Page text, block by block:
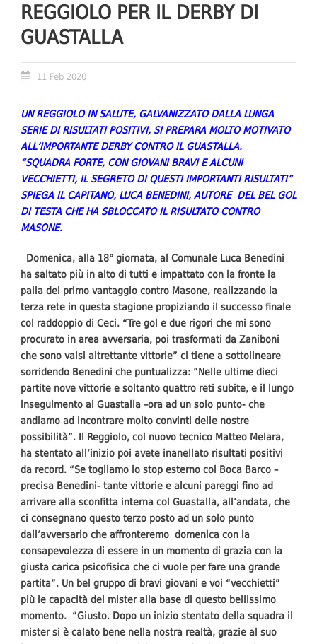
REGGIOLO PER IL DERBY DI
GUASTALLA
11 Feb 2020
UN REGGIOLO IN SALUTE, GALVANIZZATO DALLA LUNGA
SERIE DI RISULTATI POSITIVI, SI PREPARA MOLTO MOTIVATO
ALL’IMPORTANTE DERBY CONTRO IL GUASTALLA.
“SQUADRA FORTE, CON GIOVANI BRAVI E ALCUNI
VECCHIETTI, IL SEGRETO DI QUESTI IMPORTANTI RISULTATI”
SPIEGA IL CAPITANO, LUCA BENEDINI, AUTORE DEL BEL GOL
DI TESTA CHE HA SBLOCCATO IL RISULTATO CONTRO
MASONE.
Domenica, alla 18° giornata, al Comunale Luca Benedini
ha saltato più in alto di tutti e impattato con la fronte la
palla del primo vantaggio contro Masone, realizzando la
terza rete in questa stagione propiziando il successo finale
col raddoppio di Ceci. “Tre gol e due rigori che mi sono
procurato in area avversaria, poi trasformati da Zaniboni
che sono valsi altrettante vittorie” ci tiene a sottolineare
sorridendo Benedini che puntualizza: ”Nelle ultime dieci
partite nove vittorie e soltanto quattro reti subite, e il lungo
inseguimento al Guastalla –ora ad un solo punto- che
andiamo ad incontrare molto convinti delle nostre
possibilità”. Il Reggiolo, col nuovo tecnico Matteo Melara,
ha stentato all’inizio poi avete inanellato risultati positivi
da record. “Se togliamo lo stop esterno col Boca Barco –
precisa Benedini- tante vittorie e alcuni pareggi fino ad
arrivare alla sconfitta interna col Guastalla, all’andata, che
ci consegnano questo terzo posto ad un solo punto
dall’avversario che affronteremo domenica con la
consapevolezza di essere in un momento di grazia con la
giusta carica psicofisica che ci vuole per fare una grande
partita”. Un bel gruppo di bravi giovani e voi “vecchietti”
più le capacità del mister alla base di questo bellissimo
momento. “Giusto. Dopo un inizio stentato della squadra il
mister si è calato bene nella nostra realtà, grazie al suo